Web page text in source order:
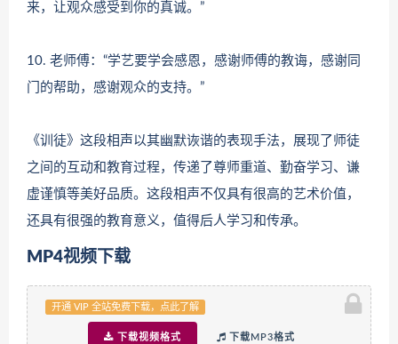
来，让观众感受到你的真诚。”
10. 老师傅：“学艺要学会感恩，感谢师傅的教诲，感谢同
门的帮助，感谢观众的支持。”
《训徒》这段相声以其幽默诙谐的表现手法，展现了师徒
之间的互动和教育过程，传递了尊师重道、勤奋学习、谦
虚谨慎等美好品质。这段相声不仅具有很高的艺术价值，
还具有很强的教育意义，值得后人学习和传承。
MP4视频下载
开通 VIP 全站免费下载，点此了解
下载视频格式 下载MP3格式